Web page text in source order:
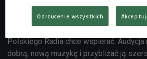
Pojawiają się tam zarówno ci, którzy nie
koncie własnych wydawnictw płytowych,
doświadczeni muzycy, których
Polskiego Radia chce wspierać. Audycja
dobrą, nową muzykę i przybliżać ją
Odrzucenie wszystkich